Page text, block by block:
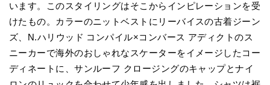
います。このスタイリングはそこからインピレーションを受
けたもの。カラーのニットベストにリーバイスの古着ジーン
ズ、N.ハリウッド コンパイル×コンバース アディクトのス
ニーカーで海外のおしゃれなスケーターをイメージしたコー
ディネートに、サンルーフ クロージングのキャップとナイ